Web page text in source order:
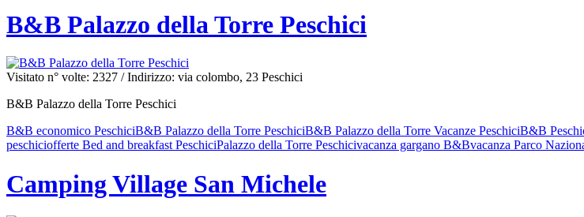
B&B Palazzo della Torre Peschici
Visitato n° volte: 2327 / Indirizzo: via colombo, 23 Peschici
B&B Palazzo della Torre Peschici
B&B economico PeschiciB&B Palazzo della Torre PeschiciB&B Palazzo della Torre Vacanze PeschiciB&B
peschiciofferte Bed and breakfast PeschiciPalazzo della Torre Peschicivacanza gargano B&Bvacanza Parco
Camping Village San Michele